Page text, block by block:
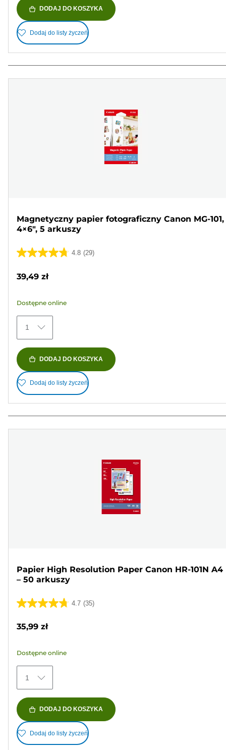
DODAJ DO KOSZYKA
Dodaj do listy życzeń
Magnetyczny papier fotograficzny Canon MG-101,
4×6", 5 arkuszy
4.8 (29)
4.8
5
29
Recenzji
39,49 zł
Dostępne online
1
DODAJ DO KOSZYKA
Dodaj do listy życzeń
Papier High Resolution Paper Canon HR-101N A4
– 50 arkuszy
4.7 (35)
4.7
5
35
Recenzji
35,99 zł
Dostępne online
1
DODAJ DO KOSZYKA
Dodaj do listy życzeń